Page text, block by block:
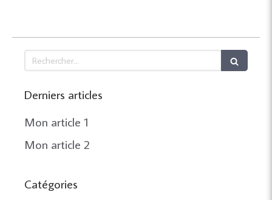
Rechercher
Derniers articles
Mon article 1
Mon article 2
Catégories